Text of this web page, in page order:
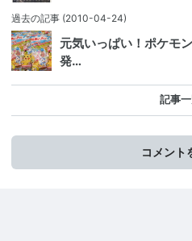
過去の記事 (2010-04-24)
元気いっぱい！ポケモ
発…
記事
コメント